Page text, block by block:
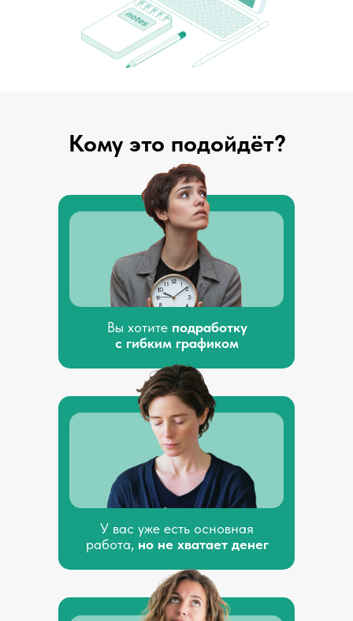
Вы хотите подработку
с гибким графиком
У вас уже есть основная
работа, но не хватает денег
Кому это подойдёт?